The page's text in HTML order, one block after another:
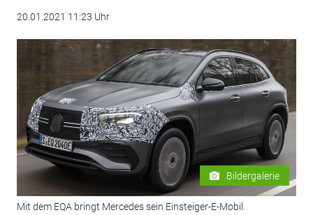
20.01.2021 11:23 Uhr
Bildergalerie
Mit dem EQA bringt Mercedes sein Einsteiger-E-Mobil.